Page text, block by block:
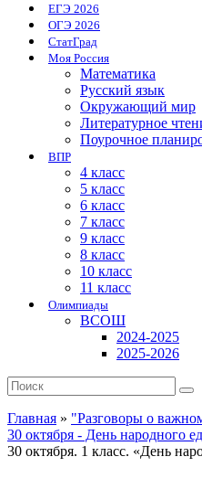
ЕГЭ 2026
ОГЭ 2026
СтатГрад
Моя Россия
Математика
Русский язык
Окружающий мир
Литературное
Поурочное
ВПР
4 класс
5 класс
6 класс
7 класс
9 класс
8 класс
10 класс
11 класс
Олимпиады
ВСОШ
2024-2025
2025-2026
Главная » "Разговоры о
30 октября - День народного
30 октября. 1 класс. «День